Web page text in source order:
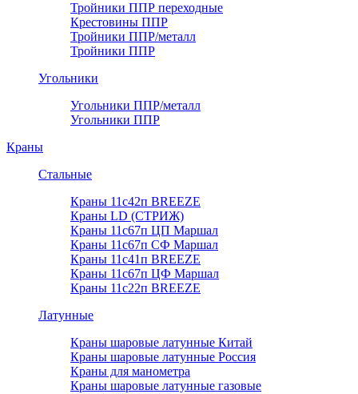
Тройники ППР переходные
Крестовины ППР
Тройники ППР/металл
Тройники ППР
Угольники
Угольники ППР/металл
Угольники ППР
Краны
Стальные
Краны 11с42п BREEZE
Краны LD (СТРИЖ)
Краны 11с67п ЦП Маршал
Краны 11с67п СФ Маршал
Краны 11с41п BREEZE
Краны 11с67п ЦФ Маршал
Краны 11с22п BREEZE
Латунные
Краны шаровые латунные Китай
Краны шаровые латунные Россия
Краны для манометра
Краны шаровые латунные газовые